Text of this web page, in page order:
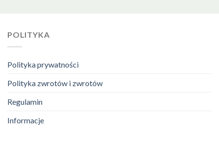
POLITYKA
Polityka prywatności
Polityka zwrotów i zwrotów
Regulamin
Informacje